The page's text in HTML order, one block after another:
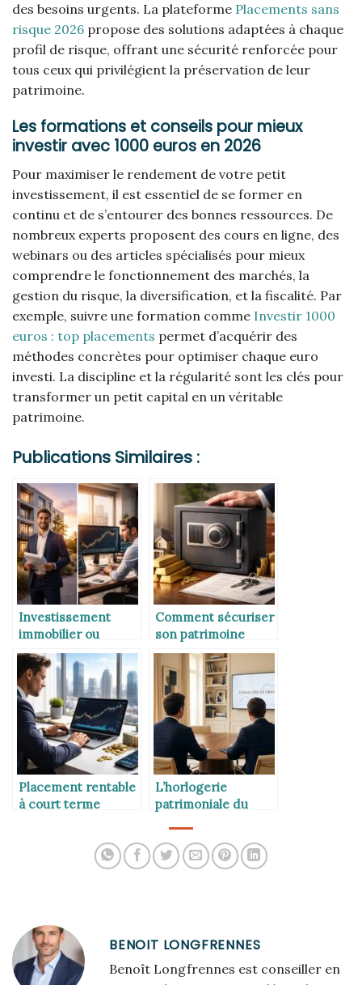
des besoins urgents. La plateforme Placements sans
risque 2026 propose des solutions adaptées à chaque
profil de risque, offrant une sécurité renforcée pour
tous ceux qui privilégient la préservation de leur
patrimoine.
Les formations et conseils pour mieux
investir avec 1000 euros en 2026
Pour maximiser le rendement de votre petit
investissement, il est essentiel de se former en
continu et de s’entourer des bonnes ressources. De
nombreux experts proposent des cours en ligne, des
webinars ou des articles spécialisés pour mieux
comprendre le fonctionnement des marchés, la
gestion du risque, la diversification, et la fiscalité. Par
exemple, suivre une formation comme Investir 1000
euros : top placements permet d’acquérir des
méthodes concrètes pour optimiser chaque euro
investi. La discipline et la régularité sont les clés pour
transformer un petit capital en un véritable
patrimoine.
Publications Similaires :
Investissement
immobilier ou
bourse
Comment sécuriser
son patrimoine
Placement rentable
à court terme
L’horlogerie
patrimoniale du
Grenelle assemble
les vingt et un
BENOIT LONGFRENNES
Benoît Longfrennes est conseiller en